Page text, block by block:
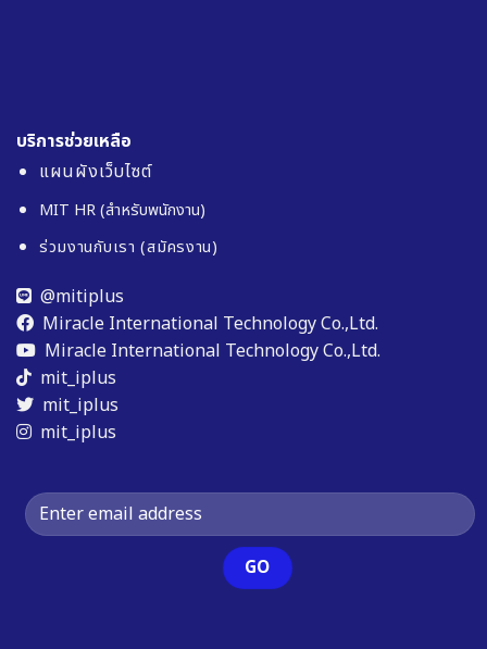
บริการช่วยเหลือ
แผนผังเว็บไซต์
MIT HR (สำหรับพนักงาน)
ร่วมงานกับเรา (สมัครงาน)
@mitiplus
Miracle International Technology Co.,Ltd.
Miracle International Technology Co.,Ltd.
mit_iplus
mit_iplus
mit_iplus